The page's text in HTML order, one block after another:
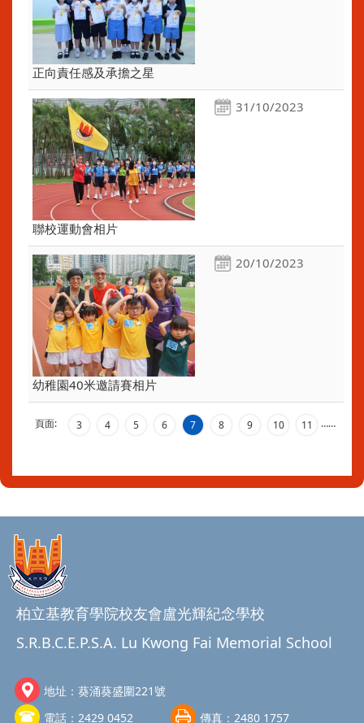
正向責任感及承擔之星
31/10/2023
聯校運動會相片
20/10/2023
幼稚園40米邀請賽相片
頁面: …
3 4 5 6 7 8 9 10 11 …
柏立基教育學院校友會盧光輝紀念學校
S.R.B.C.E.P.S.A. Lu Kwong Fai Memorial School
地址： 葵涌葵盛圍221號
電話： 2429 0452 傳真： 2480 1757